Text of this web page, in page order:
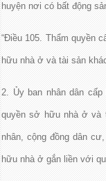
huyện nơi có bất động
“Điều 105. Thẩm quyền
hữu nhà ở và tài sản
2. Ủy ban nhân dân
quyền sở hữu nhà ở và
nhân, cộng đồng dân
hữu nhà ở gắn liền với